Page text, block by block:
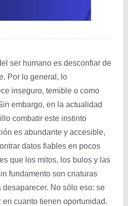
ser humano es desconfiar de
Por lo general, lo
inseguro, temible o como
embargo, en la actualidad
combatir este instinto
es abundante y accesible,
datos fiables en pocos
que los mitos, los bulos y las
fundamento son criaturas
No sólo eso: se
cuanto tienen oportunidad.